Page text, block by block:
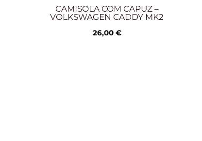
CAMISOLA COM CAPUZ –
VOLKSWAGEN CADDY MK2
26,00 €